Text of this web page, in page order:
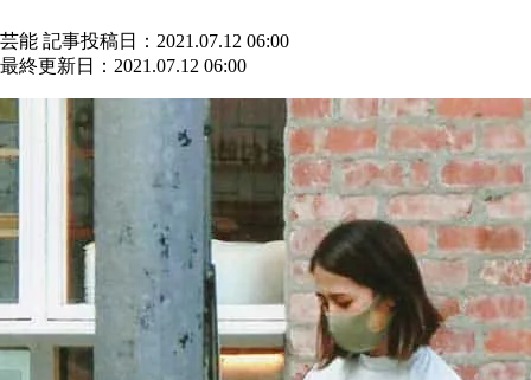
芸能 記事投稿日：2021.07.12 06:00
最終更新日：2021.07.12 06:00